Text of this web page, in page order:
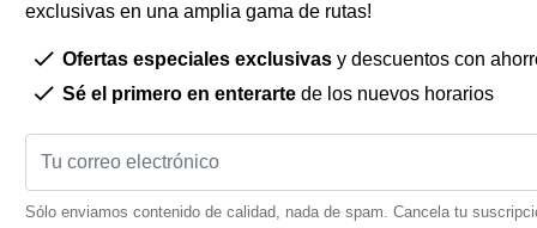
exclusivas en una amplia gama de rutas!
Ofertas especiales exclusivas y descuentos con
Sé el primero en enterarte de los nuevos horarios
Sólo enviamos contenido de calidad, nada de spam. Cancela tu